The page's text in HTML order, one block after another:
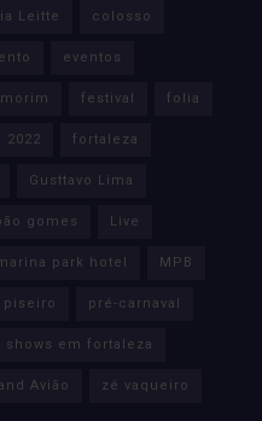
Leitte colosso
eventos
festival folia
2022 fortaleza
Gusttavo Lima
gomes Live
park hotel MPB
piseiro pré-carnaval
shows em fortaleza
Avião zé vaqueiro